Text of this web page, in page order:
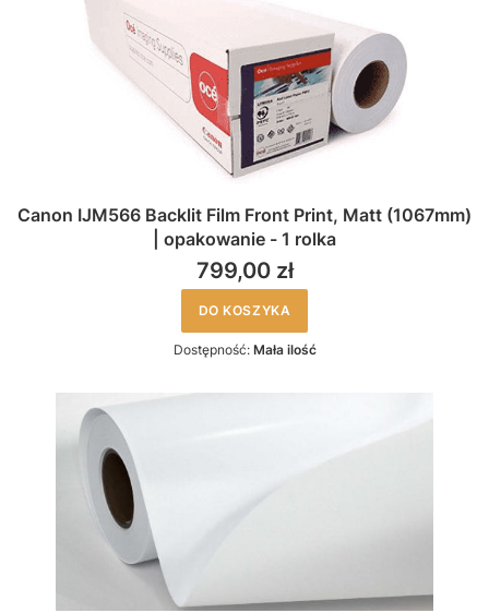
Canon IJM566 Backlit Film Front Print, Matt (1067mm)
| opakowanie - 1 rolka
799,00 zł
DO KOSZYKA
Dostępność: Mała ilość